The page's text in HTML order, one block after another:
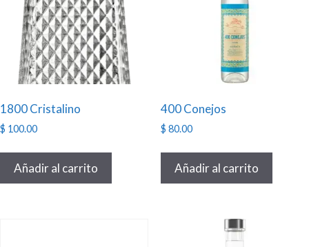
1800 Cristalino
$ 100.00
Añadir al carrito
400 Conejos
$ 80.00
Añadir al carrito